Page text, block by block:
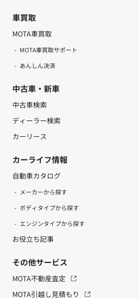
車買取
MOTA車買取
MOTA車買取サポート
あんしん決済
中古車・新車
中古車検索
ディーラー検索
カーリース
カーライフ情報
自動車カタログ
メーカーから探す
ボディタイプから探す
エンジンタイプから探す
お役立ち記事
その他サービス
MOTA不動産査定
MOTA引越し見積もり